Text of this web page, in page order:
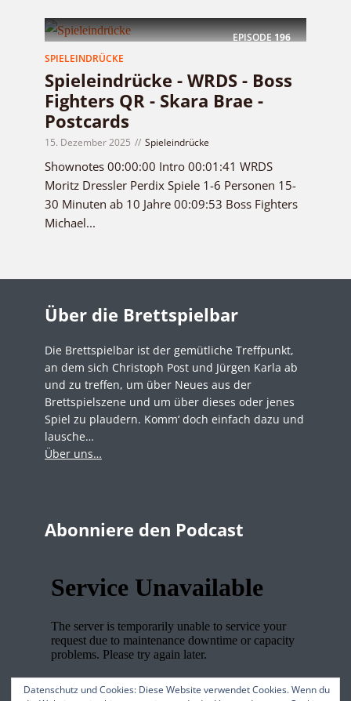
EPISODE196
SPIELEINDRÜCKE
Spieleindrücke - WRDS - Boss
Fighters QR - Skara Brae -
Postcards
15. Dezember 2025 Spieleindrücke
Shownotes 00:00:00 Intro 00:01:41 WRDS
Moritz Dressler Perdix Spiele 1-6 Personen 15-
30 Minuten ab 10 Jahre 00:09:53 Boss Fighters
Michael...
Über die Brettspielbar
Die Brettspielbar ist der gemütliche Treffpunkt,
an dem sich Christoph Post und Jürgen Karla ab
und zu treffen, um über Neues aus der
Brettspielszene und um über dieses oder jenes
Spiel zu plaudern. Komm‘ doch einfach dazu und
lausche…
Über uns…
Abonniere den Podcast
Datenschutz und Cookies: Diese Website verwendet Cookies. Wenn du